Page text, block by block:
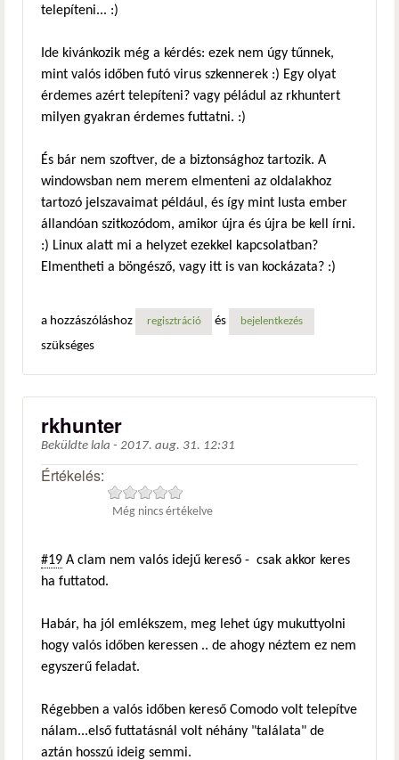
telepíteni... :)
Ide kivánkozik még a kérdés: ezek nem úgy tűnnek,
mint valós időben futó virus szkennerek :) Egy olyat
érdemes azért telepíteni? vagy péládul az rkhuntert
milyen gyakran érdemes futtatni. :)
És bár nem szoftver, de a biztonsághoz tartozik. A
windowsban nem merem elmenteni az oldalakhoz
tartozó jelszavaimat például, és így mint lusta ember
állandóan szitkozódom, amikor újra és újra be kell írni.
:) Linux alatt mi a helyzet ezekkel kapcsolatban?
Elmentheti a böngésző, vagy itt is van kockázata? :)
a hozzászóláshoz regisztráció és bejelentkezés
szükséges
rkhunter
Beküldte lala - 2017. aug. 31. 12:31
Értékelés:
Még nincs értékelve
#19 A clam nem valós idejű kereső - csak akkor keres
ha futtatod.
Habár, ha jól emlékszem, meg lehet úgy mukuttyolni
hogy valós időben keressen .. de ahogy néztem ez nem
egyszerű feladat.
Régebben a valós időben kereső Comodo volt telepítve
nálam...első futtatásnál volt néhány "találata" de
aztán hosszú ideig semmi.